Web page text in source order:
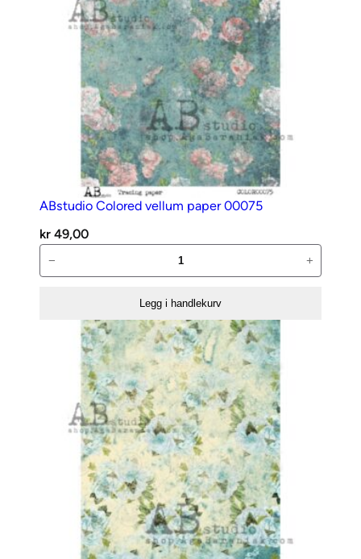
ABstudio Colored vellum paper 00075
kr 49,00
Colored
− +
Legg i handlekurv